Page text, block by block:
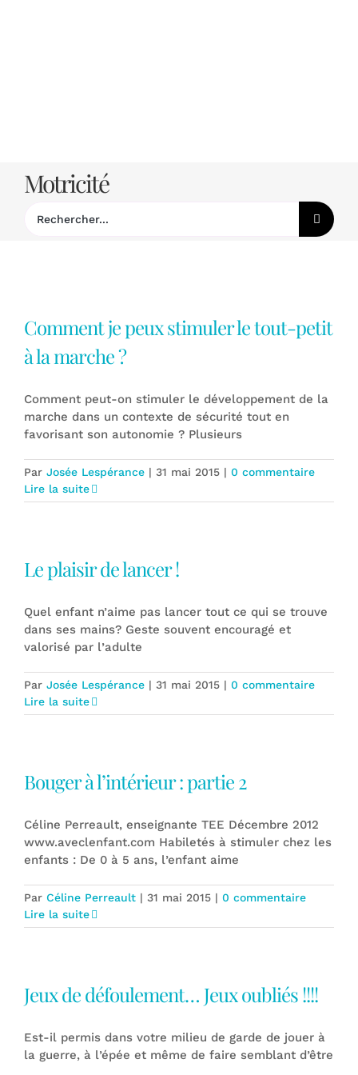
Motricité
Comment je peux stimuler le tout-petit
à la marche ?
Comment peut-on stimuler le développement de la
marche dans un contexte de sécurité tout en
favorisant son autonomie ? Plusieurs
Par Josée Lespérance | 31 mai 2015 | 0 commentaire
Lire la suite
Le plaisir de lancer !
Quel enfant n’aime pas lancer tout ce qui se trouve
dans ses mains? Geste souvent encouragé et
valorisé par l’adulte
Par Josée Lespérance | 31 mai 2015 | 0 commentaire
Lire la suite
Bouger à l’intérieur : partie 2
Céline Perreault, enseignante TEE Décembre 2012
www.aveclenfant.com Habiletés à stimuler chez les
enfants : De 0 à 5 ans, l’enfant aime
Par Céline Perreault | 31 mai 2015 | 0 commentaire
Lire la suite
Jeux de défoulement… Jeux oubliés !!!!
Est-il permis dans votre milieu de garde de jouer à
la guerre, à l’épée et même de faire semblant d’être